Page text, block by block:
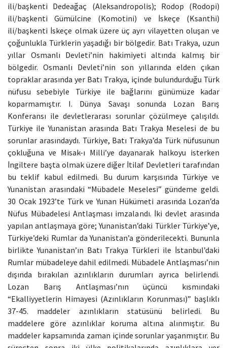
ili/başkenti Dedeağaç (Aleksandropolis); Rodop (Rodopi)
ili/başkenti Gümülcine (Komotini) ve İskeçe (Ksanthi)
ili/başkenti İskeçe olmak üzere üç ayrı vilayetten oluşan ve
çoğunlukla Türklerin yaşadığı bir bölgedir. Batı Trakya, uzun
yıllar Osmanlı Devleti’nin hakimiyeti altında kalmış bir
bölgedir. Osmanlı Devleti’nin son yıllarında elden çıkan
topraklar arasında yer Batı Trakya, içinde bulundurduğu Türk
nüfusu sebebiyle Türkiye ile bağlarını günümüze kadar
koparmamıştır. I. Dünya Savaşı sonunda Lozan Barış
Konferansı ile devletlerarası sorunlar çözülmeye çalışıldı.
Türkiye ile Yunanistan arasında Batı Trakya Meselesi de bu
sorunlar arasındaydı. Türkiye, Batı Trakya’da Türk nüfusunun
çokluğuna ve Misak-ı Milli’ye dayanarak halkoyu isterken
İngiltere başta olmak üzere diğer İtilaf Devletleri tarafından
bu teklif kabul edilmedi. Bu durum karşısında Türkiye ve
Yunanistan arasındaki “Mübadele Meselesi” gündeme geldi.
30 Ocak 1923’te Türk ve Yunan Hükümeti arasında Lozan’da
Nüfus Mübadelesi Antlaşması imzalandı. İki devlet arasında
yapılan antlaşmaya göre; Yunanistan’daki Türkler Türkiye’ye,
Türkiye’deki Rumlar da Yunanistan’a gönderilecekti. Bununla
birlikte Yunanistan’ın Batı Trakya Türkleri ile İstanbul’daki
Rumlar mübadeleye dahil edilmedi. Mübadele Antlaşması’nın
dışında bırakılan azınlıkların durumları ayrıca belirlendi.
Lozan Barış Antlaşması’nın üçüncü kısmındaki
“Ekalliyyetlerin Himayesi (Azınlıkların Korunması)” başlıklı
37-45. maddeler azınlıkların statüsünü belirledi. Bu
maddelere göre azınlıklar koruma altına alınmıştır. Bu
maddeler kapsamında zaman içinde sorunlar yaşanmıştır. Bu